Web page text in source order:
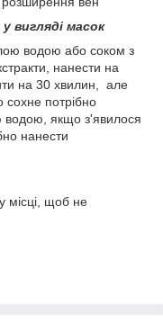
вигляді масок
водою або соком з
нанести на
на 30 хвилин, але
сохне потрібно
водою, якщо з'явилося
нанести
місці, щоб не